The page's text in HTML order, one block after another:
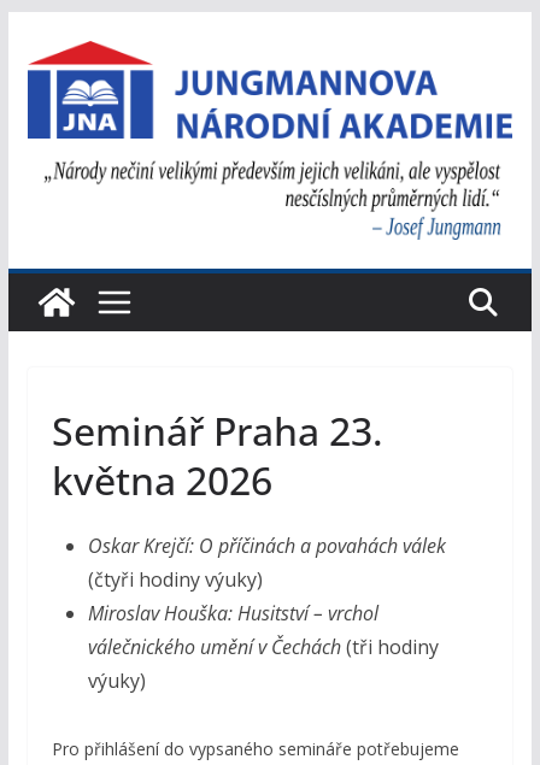
na
obsah
Seminář Praha 23.
května 2026
Oskar Krejčí: O příčinách a povahách válek
(čtyři hodiny výuky)
Miroslav Houška: Husitství – vrchol
válečnického umění v Čechách(tři hodiny
výuky)
Pro přihlášení do vypsaného semináře potřebujeme